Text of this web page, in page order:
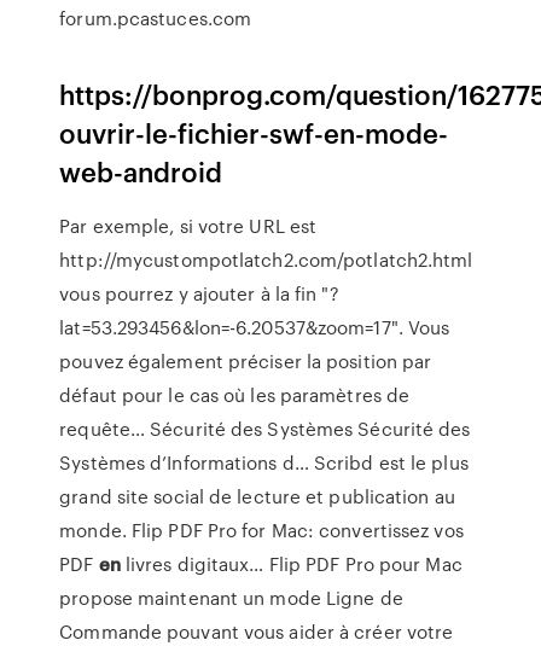
forum.pcastuces.com
https://bonprog.com/question/
ouvrir-le-fichier-swf-en-mode-
web-android
Par exemple, si votre URL est
http://mycustompotlatch2.com/potlatch2.html
vous pourrez y ajouter à la fin "?
lat=53.293456&lon=-6.20537&zoom=17". Vous
pouvez également préciser la position par
défaut pour le cas où les paramètres de
requête… Sécurité des Systèmes Sécurité des
Systèmes d’Informations d… Scribd est le plus
grand site social de lecture et publication au
monde. Flip PDF Pro for Mac: convertissez vos
PDF enlivres digitaux… Flip PDF Pro pour Mac
propose maintenant un mode Ligne de
Commande pouvant vous aider à créer votre